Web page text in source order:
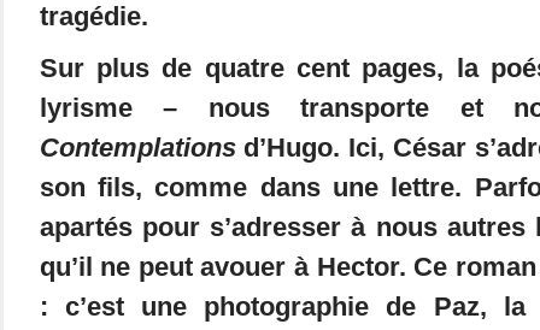
tragédie.
Sur plus de quatre cent pages, la
lyrisme – nous transporte et
Contemplationsd’Hugo. Ici, César
son fils, comme dans une lettre.
apartés pour s’adresser à nous autres
qu’il ne peut avouer à Hector. Ce
: c’est une photographie de Paz, la